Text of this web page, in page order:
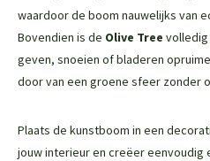
waardoor de boom nauwelijks van
Bovendien is de Olive Tree
geven, snoeien of bladeren
door van een groene sfeer zonder
Plaats de kunstboom in een
jouw interieur en creëer eenvoudig